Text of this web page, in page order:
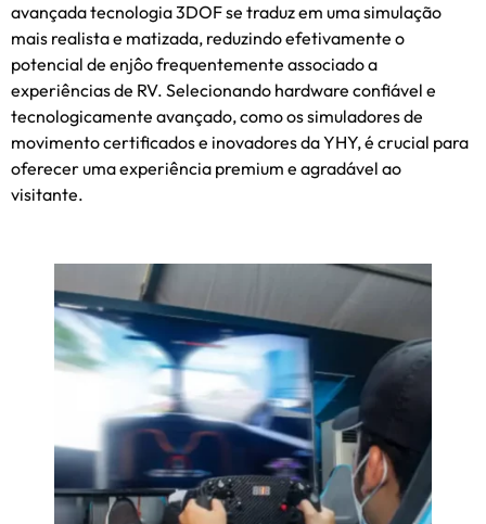
avançada tecnologia 3DOF se traduz em uma simulação
mais realista e matizada, reduzindo efetivamente o
potencial de enjôo frequentemente associado a
experiências de RV. Selecionando hardware confiável e
tecnologicamente avançado, como os simuladores de
movimento certificados e inovadores da YHY, é crucial para
oferecer uma experiência premium e agradável ao
visitante.